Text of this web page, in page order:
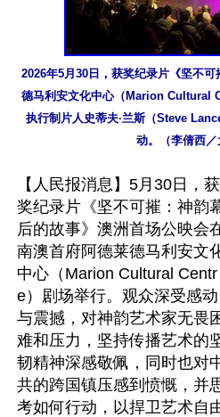
2026年5月30日，获奖纪录片《坚不
德马利安文化中心（Marion Cultural
执行制片人史蒂夫·兰斯（Steve
动。（李倩西／
【人民报消息】5月30日，获
奖纪录片《坚不可摧：神韵
后的故事》澳洲首场公映会
南澳首府阿德莱德马利安文
中心（Marion Cultural Centr
e）剧场举行。观众深受感动
与震撼，对神韵艺术家无畏
难和压力，坚持传播艺术的
韧精神深感敬佩，同时也对
共的跨国镇压感到愤慨，并
考如何行动，以捍卫艺术自